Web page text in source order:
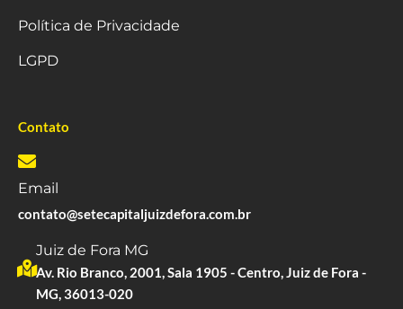
Política de Privacidade
LGPD
Contato
Email
contato@setecapitaljuizdefora.com.br
Juiz de Fora MG
Av. Rio Branco, 2001, Sala 1905 - Centro, Juiz de Fora -
MG, 36013-020